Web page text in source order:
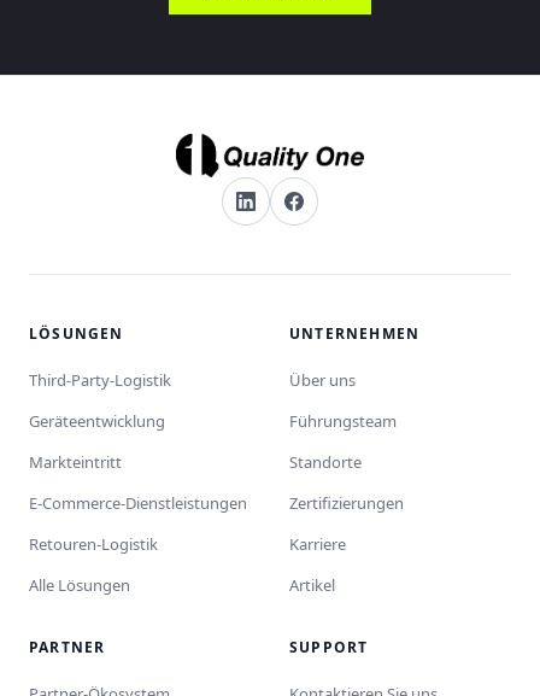
LÖSUNGEN
Third-Party-Logistik
Geräteentwicklung
Markteintritt
E-Commerce-Dienstleistungen
Retouren-Logistik
Alle Lösungen
UNTERNEHMEN
Über uns
Führungsteam
Standorte
Zertifizierungen
Karriere
Artikel
PARTNER SUPPORT